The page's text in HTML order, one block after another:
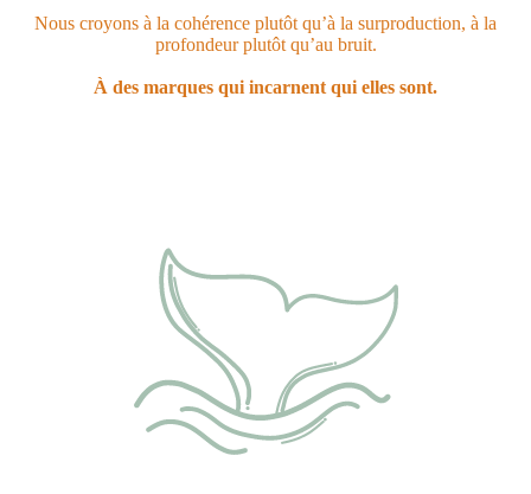
Nous croyons à la cohérence plutôt qu’à la surproduction, à la
profondeur plutôt qu’au bruit.
À des marques qui incarnent qui elles sont.